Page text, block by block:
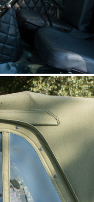
401
Hochrollen)